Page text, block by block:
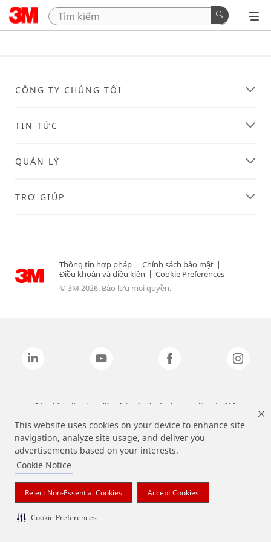
This website uses cookies on your device to enhance site
navigation, analyze site usage, and deliver you
advertisements based on your interests.
Cookie Notice
Reject Non-Essential Cookies Accept Cookies
Cookie Preferences
CÔNG TY CHÚNG TÔI
TIN TỨC
QUẢN LÝ
TRỢ GIÚP
Thông tin hợp pháp | Chính sách bảo mật |
Điều khoản và điều kiện | Cookie Preferences
© 3M 2026. Bảo lưu mọi quyền.
Các nhãn hiệu được liệt kê ở trên là các thương hiệu của 3M.